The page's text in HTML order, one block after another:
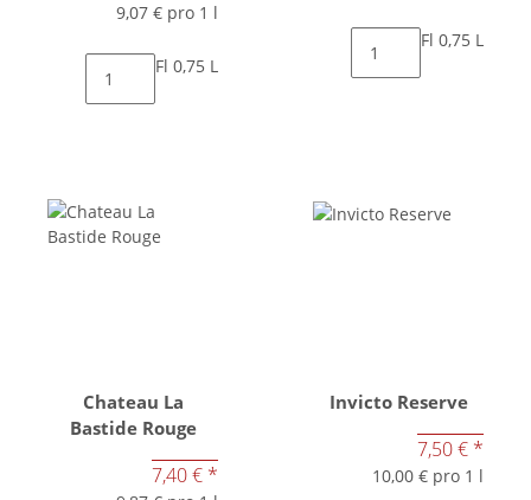
9,07 € pro 1 l
Fl 0,75 L
Fl 0,75 L
Chateau La
Bastide Rouge
7,40 € *
Invicto Reserve
7,50 € *
10,00 € pro 1 l